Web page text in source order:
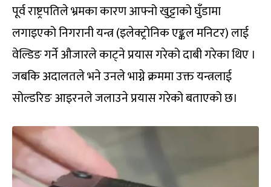
पूर्व राष्ट्रपतिले भ्रमका कारण आफ्नो खुट्टाको घुँडामा
लगाइएको निगरानी यन्त्र (इलेक्ट्रोनिक एङ्कल मनिटर) लाई
वेल्डिङ गर्ने औजारले काट्ने प्रयास गरेको दाबी गरेका थिए ।
जबकि अदालतले भने उनले भाग्ने क्रममा उक्त यन्त्रलाई
सोल्डरिङ आइरनले जलाउने प्रयास गरेको बताएको छ।